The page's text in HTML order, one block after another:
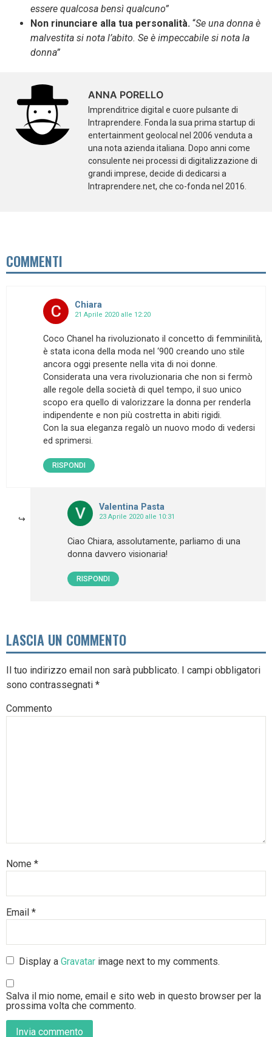
essere qualcosa bensì qualcuno”
Non rinunciare alla tua personalità. “Se una donna è
malvestita si nota l’abito. Se è impeccabile si nota la
donna”
ANNA PORELLO
Imprenditrice digital e cuore pulsante di
Intraprendere. Fonda la sua prima startup di
entertainment geolocal nel 2006 venduta a
una nota azienda italiana. Dopo anni come
consulente nei processi di digitalizzazione di
grandi imprese, decide di dedicarsi a
Intraprendere.net, che co-fonda nel 2016.
COMMENTI
Chiara
21 Aprile 2020 alle 12:20
Coco Chanel ha rivoluzionato il concetto di femminilità,
è stata icona della moda nel ‘900 creando uno stile
ancora oggi presente nella vita di noi donne.
Considerata una vera rivoluzionaria che non si fermò
alle regole della società di quel tempo, il suo unico
scopo era quello di valorizzare la donna per renderla
indipendente e non più costretta in abiti rigidi.
Con la sua eleganza regalò un nuovo modo di vedersi
ed sprimersi.
RISPONDI
Valentina Pasta
23 Aprile 2020 alle 10:31
Ciao Chiara, assolutamente, parliamo di una
donna davvero visionaria!
RISPONDI
LASCIA UN COMMENTO
Il tuo indirizzo email non sarà pubblicato. I campi obbligatori
sono contrassegnati *
Commento
Nome *
Email *
Display aGravatar image next to my comments.
Salva il mio nome, email e sito web in questo browser per la
prossima volta che commento.